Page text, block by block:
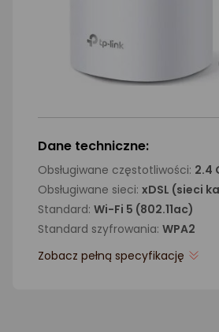
Dane techniczne:
Obsługiwane częstotliwości: 2.4
Obsługiwane sieci: xDSL (sieci
Standard: Wi-Fi 5 (802.11ac)
Standard szyfrowania: WPA2
Zobacz pełną specyfikację